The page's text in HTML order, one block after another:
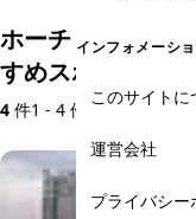
インフォメーシ
このサイトに
運営会社
プライバシー
ホーチミン・ホー
すめスポット
4 件1 - 4 件を表示